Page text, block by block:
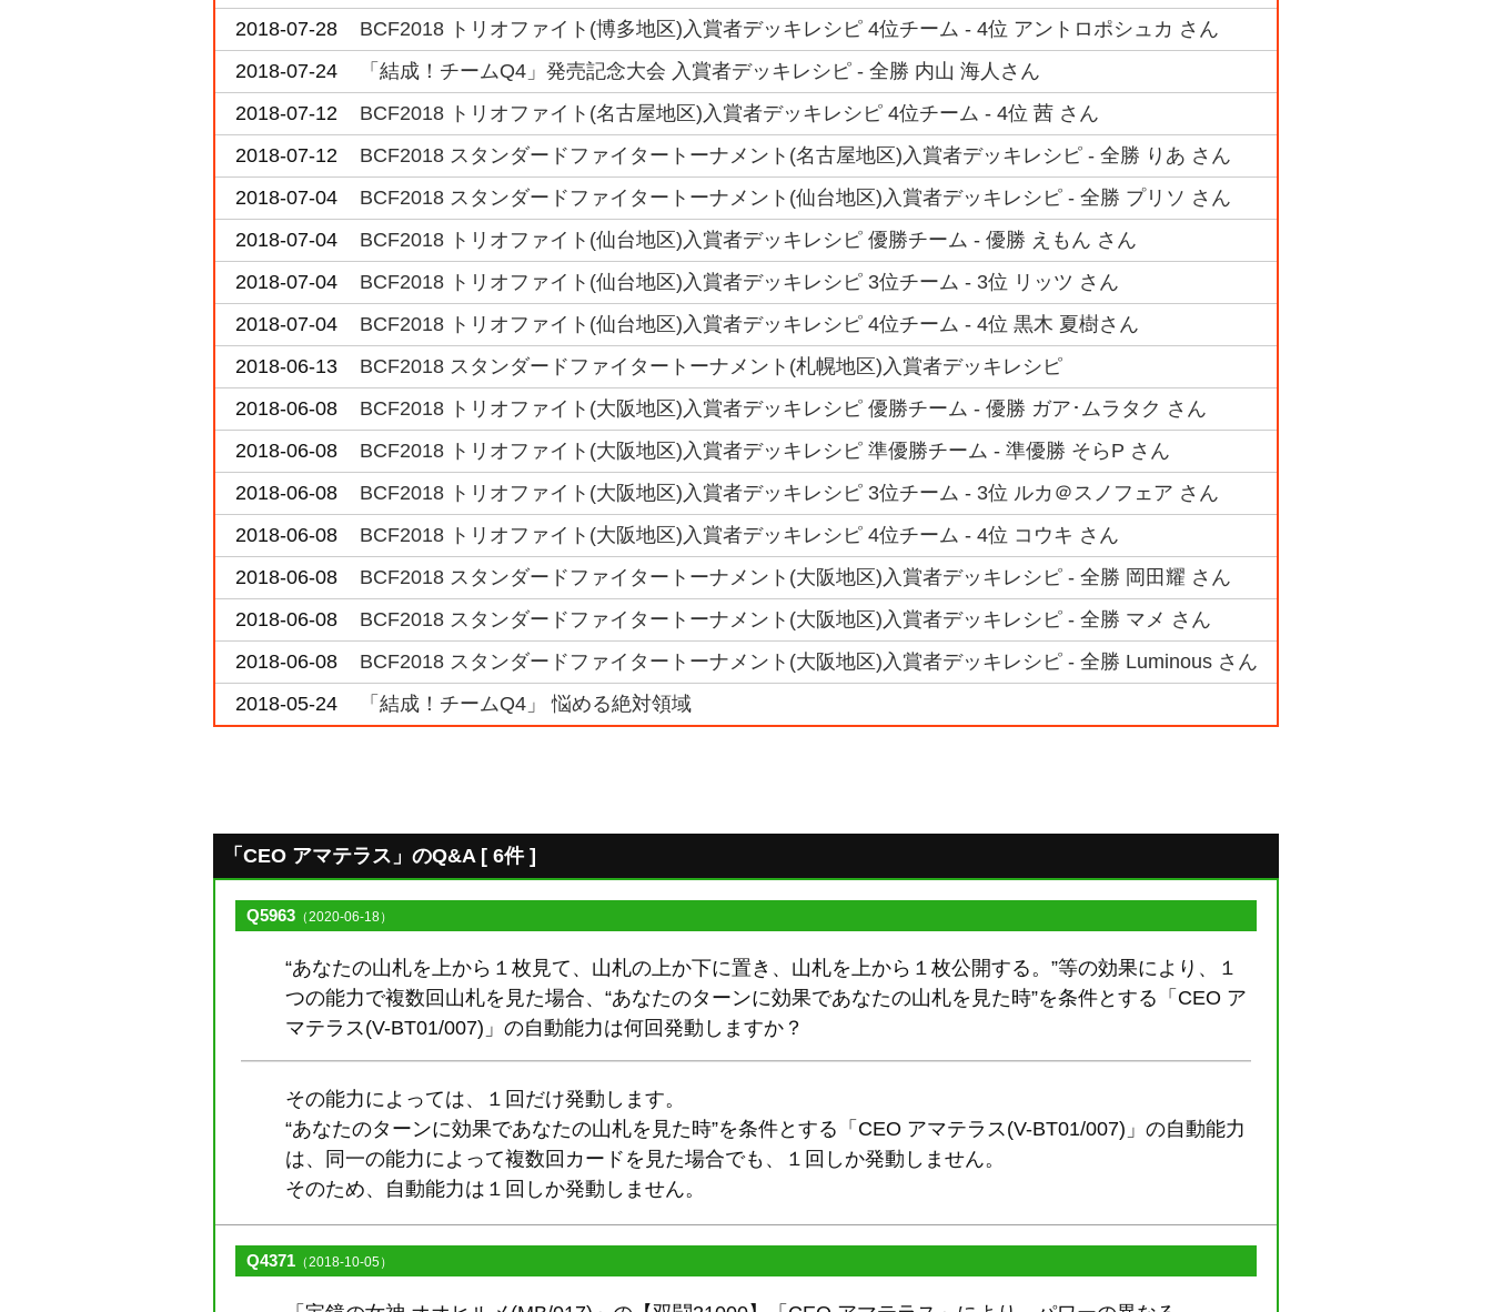
2018-07-28
BCF2018 トリオファイト(博多地区)入賞者デッキレシピ 4位チーム - 4位 アントロポシュカ さん
2018-07-24
「結成！チームQ4」発売記念大会 入賞者デッキレシピ - 全勝 内山 海人さん
2018-07-12
BCF2018 トリオファイト(名古屋地区)入賞者デッキレシピ 4位チーム - 4位 茜 さん
2018-07-12
BCF2018 スタンダードファイタートーナメント(名古屋地区)入賞者デッキレシピ - 全勝 りあ さん
2018-07-04
BCF2018 スタンダードファイタートーナメント(仙台地区)入賞者デッキレシピ - 全勝 プリソ さん
2018-07-04
BCF2018 トリオファイト(仙台地区)入賞者デッキレシピ 優勝チーム - 優勝 えもん さん
2018-07-04
BCF2018 トリオファイト(仙台地区)入賞者デッキレシピ 3位チーム - 3位 リッツ さん
2018-07-04
BCF2018 トリオファイト(仙台地区)入賞者デッキレシピ 4位チーム - 4位 黒木 夏樹さん
2018-06-13
BCF2018 スタンダードファイタートーナメント(札幌地区)入賞者デッキレシピ
2018-06-08
BCF2018 トリオファイト(大阪地区)入賞者デッキレシピ 優勝チーム - 優勝 ガア･ムラタク さん
2018-06-08
BCF2018 トリオファイト(大阪地区)入賞者デッキレシピ 準優勝チーム - 準優勝 そらP さん
2018-06-08
BCF2018 トリオファイト(大阪地区)入賞者デッキレシピ 3位チーム - 3位 ルカ＠スノフェア さん
2018-06-08
BCF2018 トリオファイト(大阪地区)入賞者デッキレシピ 4位チーム - 4位 コウキ さん
2018-06-08
BCF2018 スタンダードファイタートーナメント(大阪地区)入賞者デッキレシピ - 全勝 岡田耀 さん
2018-06-08
BCF2018 スタンダードファイタートーナメント(大阪地区)入賞者デッキレシピ - 全勝 マメ さん
2018-06-08
BCF2018 スタンダードファイタートーナメント(大阪地区)入賞者デッキレシピ - 全勝 Luminous さん
2018-05-24
「結成！チームQ4」 悩める絶対領域
「CEO アマテラス」のQ&A [ 6件 ]
Q5963 （2020-06-18）
“あなたの山札を上から１枚見て、山札の上か下に置き、山札を上から１枚公開する。”等の効果により、１
つの能力で複数回山札を見た場合、“あなたのターンに効果であなたの山札を見た時”を条件とする「CEO ア
マテラス(V-BT01/007)」の自動能力は何回発動しますか？
その能力によっては、１回だけ発動します。
“あなたのターンに効果であなたの山札を見た時”を条件とする「CEO アマテラス(V-BT01/007)」の自動能力
は、同一の能力によって複数回カードを見た場合でも、１回しか発動しません。
そのため、自動能力は１回しか発動しません。
Q4371 （2018-10-05）